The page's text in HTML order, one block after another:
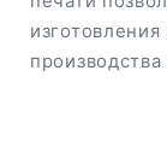
производства